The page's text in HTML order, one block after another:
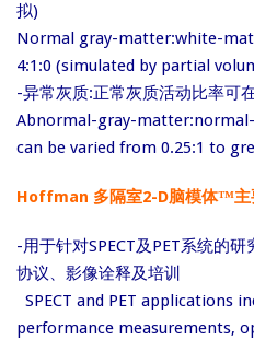
拟)
Normal gray-matter:white-
4:1:0 (simulated by partial
-异常灰质:正常灰质活动比率可
Abnormal-gray-
can be varied from 0.25:1 to
Hoffman 多隔室2-D脑模体™主
-用于针对SPECT及PET系统的
协议、影像诠释及培训
SPECT and PET applications
performance measurements,